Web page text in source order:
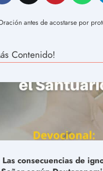
antes de acostarse por
Contenido!
Las consecuencias de